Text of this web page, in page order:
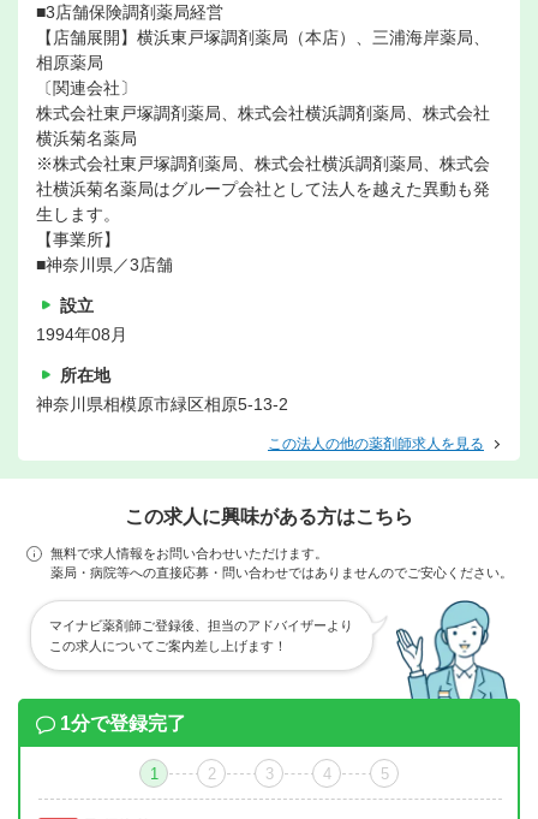
■3店舗保険調剤薬局経営
【店舗展開】横浜東戸塚調剤薬局（本店）、三浦海岸薬局、
相原薬局
〔関連会社〕
株式会社東戸塚調剤薬局、株式会社横浜調剤薬局、株式会社
横浜菊名薬局
※株式会社東戸塚調剤薬局、株式会社横浜調剤薬局、株式会
社横浜菊名薬局はグループ会社として法人を越えた異動も発
生します。
【事業所】
■神奈川県／3店舗
設立
1994年08月
所在地
神奈川県相模原市緑区相原5-13-2
この法人の他の薬剤師求人を見る
この求人に興味がある方はこちら
無料で求人情報をお問い合わせいただけます。
薬局・病院等への直接応募・問い合わせではありませんのでご安心ください。
マイナビ薬剤師ご登録後、担当のアドバイザーより
この求人についてご案内差し上げます！
1分で登録完了
1 2 3 4 5